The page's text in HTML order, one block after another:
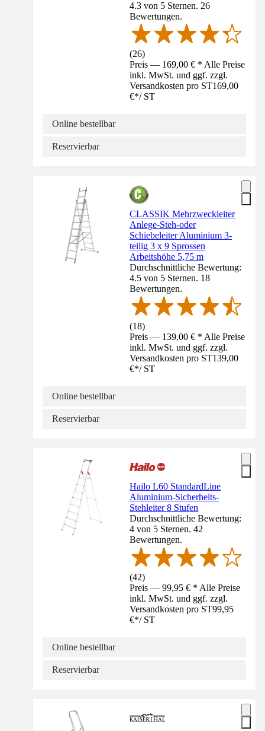
4.3 von 5 Sternen. 26
Bewertungen.
(26)
Preis — 169,00 € * Alle Preise
inkl. MwSt. und ggf. zzgl.
Versandkosten pro ST169,00
€*/ ST
Online bestellbar
Reservierbar
CLASSIK Mehrzweckleiter
Anlege-Steh-oder
Schiebeleiter Aluminium 3-
teilig 3 x 9 Sprossen
Arbeitshöhe 5,75 m
Durchschnittliche Bewertung:
4.5 von 5 Sternen. 18
Bewertungen.
(18)
Preis — 139,00 € * Alle Preise
inkl. MwSt. und ggf. zzgl.
Versandkosten pro ST139,00
€*/ ST
Online bestellbar
Reservierbar
Hailo L60 StandardLine
Aluminium-Sicherheits-
Stehleiter 8 Stufen
Durchschnittliche Bewertung:
4 von 5 Sternen. 42
Bewertungen.
(42)
Preis — 99,95 € * Alle Preise
inkl. MwSt. und ggf. zzgl.
Versandkosten pro ST99,95
€*/ ST
Online bestellbar
Reservierbar